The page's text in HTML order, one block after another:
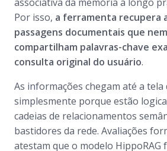
Por isso, a ferramenta recupera
passagens documentais que
compartilham palavras-chave
consulta original do usuário.
As informações chegam até a
simplesmente porque estão
cadeias de relacionamentos
bastidores da rede. Avaliações
atestam que o modelo HippoRAG